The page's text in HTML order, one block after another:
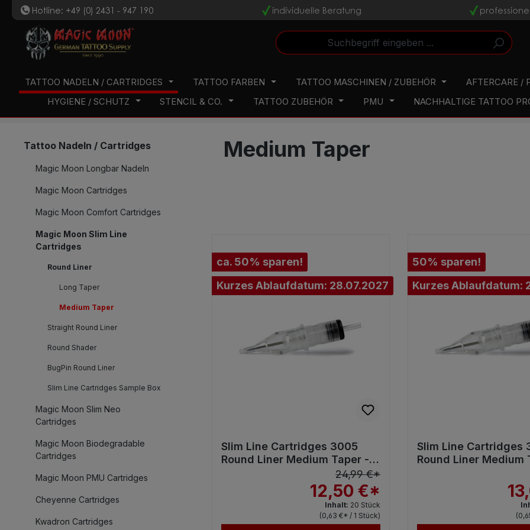
Hauptinhalt springen
Zur Suche springen
Zur Hauptnavigation springen
tHotline: +49 (0) 2431 - 947 190 vindividuelle Beratung v
TATTOO NADELN / CARTRIDGES TATTOO FARBEN TATTOO MASCHINEN / ZUBEHÖR AFTERCARE /
HYGIENE / SCHUTZ
STENCIL & CO. TATTOO ZUBEHÖR PMU NACHHALTIGE TATTOO
Tattoo Nadeln / Cartridges
Magic Moon Longbar Nadeln
Magic Moon Cartridges
Magic Moon Comfort Cartridges
Magic Moon Slim Line
Cartridges
Round Liner
Long Taper
Medium Taper
Straight Round Liner
Round Shader
BugPin Round Liner
Slim Line Cartridges Sample Box
Magic Moon Slim Neo
Cartridges
Magic Moon Biodegradable
Cartridges
Magic Moon PMU Cartridges
Cheyenne Cartridges
Kwadron Cartridges
Medium Taper
ca. 50% sparen!
Kurzes Ablaufdatum: 28.07.2027
Slim Line Cartridges 3005
Round Liner Medium Taper -
24,99 €*
12,50 €*
Inhalt: 20 Stück
(0,63 €* / 1 Stück)
50% sparen!
Kurzes Ablaufdatum:
Slim Line Cartridges
Round Liner Medium